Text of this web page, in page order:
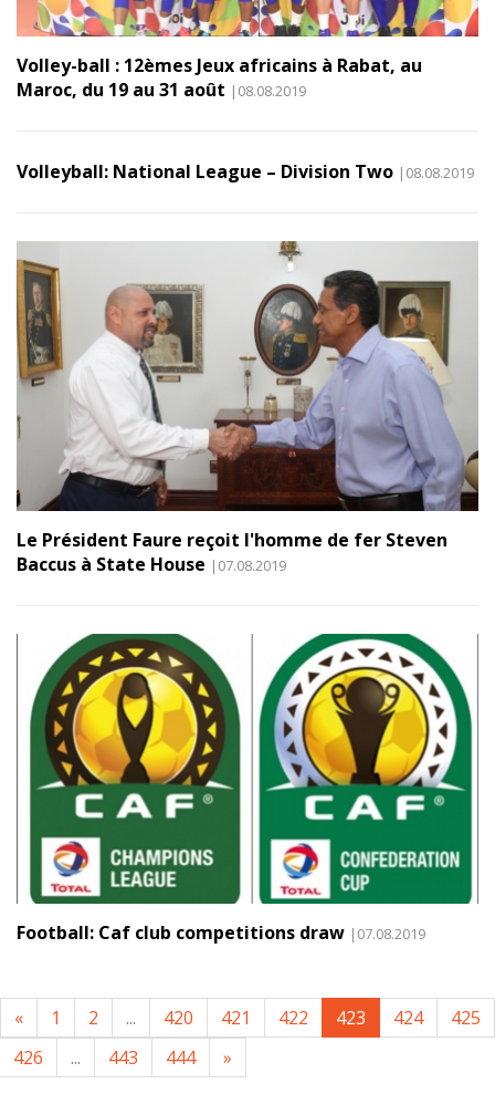
Volley-ball : 12èmes Jeux africains à Rabat, au
Maroc, du 19 au 31 août |08.08.2019
Volleyball: National League – Division Two |08.08.2019
Le Président Faure reçoit l'homme de fer Steven
Baccus à State House |07.08.2019
Football: Caf club competitions draw |07.08.2019
« 1 2 ... 420 421 422 423 424
425
426
... 443 444 »